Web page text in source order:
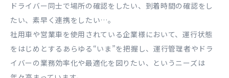
ドライバー同士で場所の確認をしたい、到着時間の確認をし
たい、素早く連携をしたい…。
社用車や営業車を使用されている企業様において、運行状態
をはじめとするあらゆる“いま”を把握し、運行管理者やドラ
イバーの業務効率化や最適化を図りたい、というニーズは